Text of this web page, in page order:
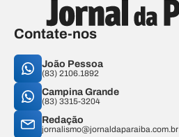
Contate-nos
João Pessoa
(83) 2106.1892
Campina Grande
(83) 3315-3204
Redação
jornalismo@jornaldaparaiba.com.br